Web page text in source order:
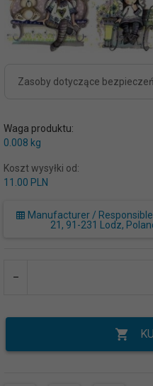
Zasoby dotyczące
Waga produktu:
0.008 kg
Koszt wysyłki od:
11.00 PLN
Manufacturer /
21, 91-231 Lodz,